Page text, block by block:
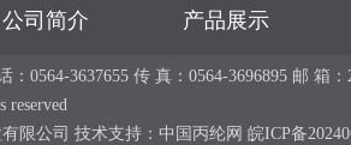
公司简介 产品展示
：0564-3637655 传 真：0564-3696895 邮
reserved
限公司 技术支持： 中国丙纶网 皖ICP备